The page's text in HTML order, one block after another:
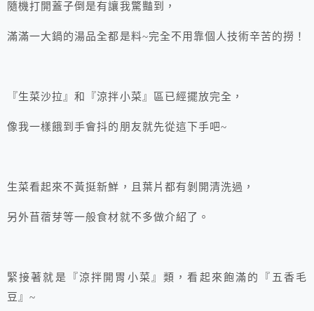
隨機打開蓋子倒是有讓我驚豔到，
滿滿一大鍋的湯品全都是料~完全不用靠個人技術辛苦的撈！
『生菜沙拉』和『涼拌小菜』區已經擺放完全，
像我一樣餓到手會抖的朋友就先從這下手吧~
生菜看起來不黃挺新鮮，且葉片都有剝開清洗過，
另外苜蓿芽等一般食材就不多做介紹了。
緊接著就是『涼拌開胃小菜』類，看起來飽滿的『五香毛
豆』~